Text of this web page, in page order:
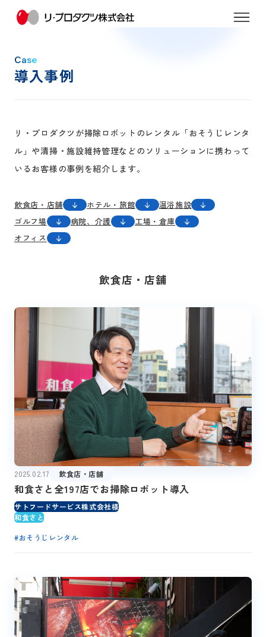
Case
導入事例
リ・プロダクツが掃除ロボットのレンタル「おそうじレンタ
ル」や清掃・施設維持管理などのソリューションに携わって
いるお客様の事例を紹介します。
飲食店・店舗 ホテル・旅館
温浴施設
ゴルフ場
病院、介護
工場・倉庫
オフィス
飲食店・店舗
2025.02.17 飲食店・店舗
和食さと全197店でお掃除ロボット導入
サトフードサービス株式会社様
和食さと
#おそうじレンタル